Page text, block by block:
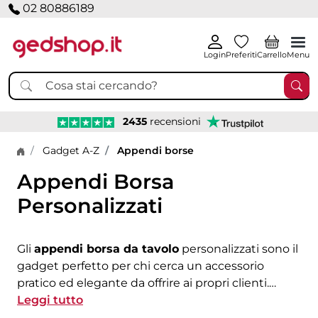
02 80886189
LoginPreferitiCarrelloMenu
2435 recensioni
Home page
Gadget A-Z Appendi borse
Appendi Borsa
Personalizzati
Gli appendi borsa da tavolo personalizzati sono il
gadget perfetto per chi cerca un accessorio
pratico ed elegante da offrire ai propri clienti.
Questi ganci portaborse sono ideali per essere
Leggi tutto